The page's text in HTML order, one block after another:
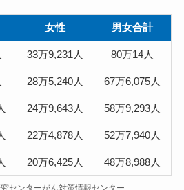
女性 男女合計
33万9,231人 80万14人
28万5,240人 67万6,075人
24万9,643人 58万9,293人
22万4,878人 52万7,940人
20万6,425人 48万8,988人